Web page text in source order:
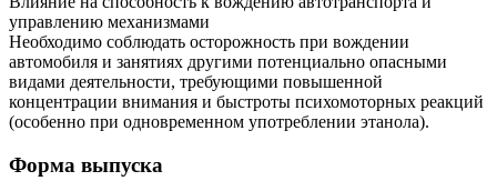
управлению механизмами
Необходимо соблюдать осторожность при вождении
автомобиля и занятиях другими потенциально опасными
видами деятельности, требующими повышенной
концентрации внимания и быстроты психомоторных реакций
(особенно при одновременном употреблении этанола).
Форма выпуска